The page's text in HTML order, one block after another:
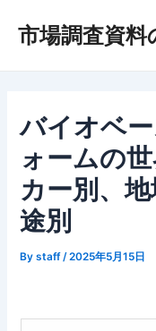
市場調査資料
バイオベ
ォームの
カー別、
途別
Bystaff /2025年5月15日